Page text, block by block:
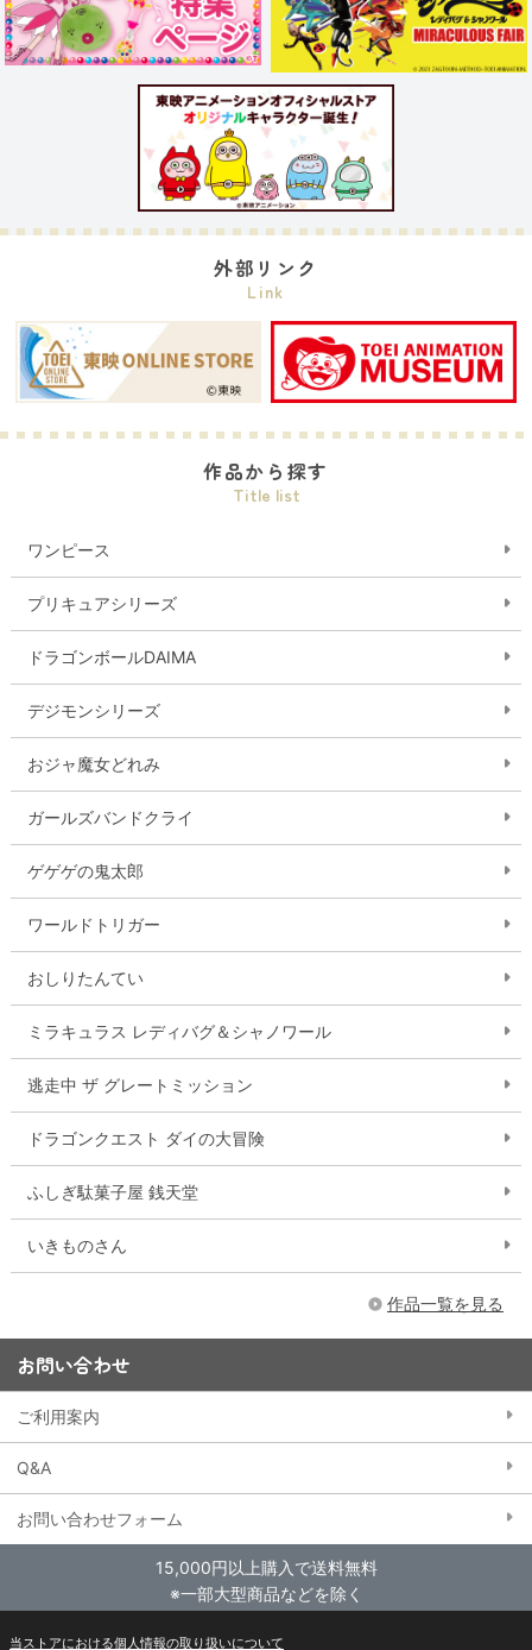
外部リンク
Link
作品から探す
Title list
ワンピース
プリキュアシリーズ
ドラゴンボールDAIMA
デジモンシリーズ
おジャ魔女どれみ
ガールズバンドクライ
ゲゲゲの鬼太郎
ワールドトリガー
おしりたんてい
ミラキュラス レディバグ＆シャノワール
逃走中 ザ グレートミッション
ドラゴンクエスト ダイの大冒険
ふしぎ駄菓子屋 銭天堂
いきものさん
作品一覧を見る
お問い合わせ
ご利用案内
Q&A
お問い合わせフォーム
15,000円以上購入で送料無料
※一部大型商品などを除く
当ストアにおける個人情報の取り扱いについて